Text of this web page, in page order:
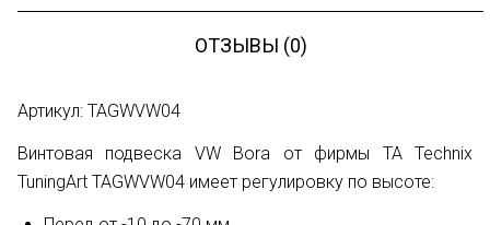
ОТЗЫВЫ (0)
Артикул: TAGWVW04
Винтовая подвеска VW Bora от фирмы TA Technix
TuningArt TAGWVW04 имеет регулировку по высоте: